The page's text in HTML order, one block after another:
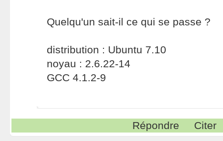
Quelqu'un sait-il ce qui se passe ?
distribution : Ubuntu 7.10
noyau : 2.6.22-14
GCC 4.1.2-9
Répondre Citer